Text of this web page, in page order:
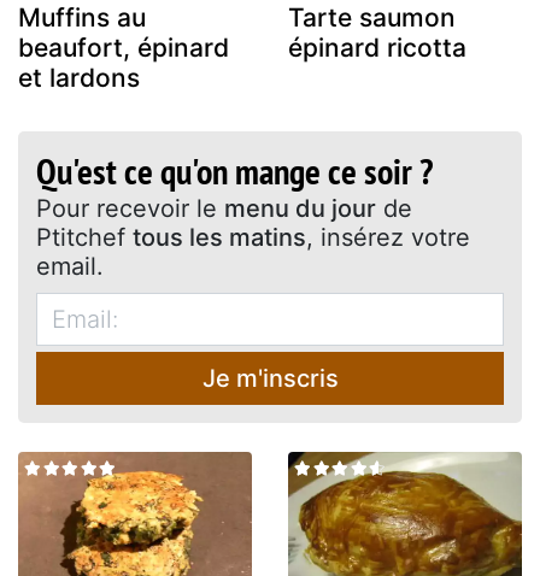
Muffins au
beaufort, épinard
et lardons
Tarte saumon
épinard ricotta
Qu'est ce qu'on mange ce soir ?
Pour recevoir le menu du jour de
Ptitchef tous les matins, insérez votre
email.
Je m'inscris